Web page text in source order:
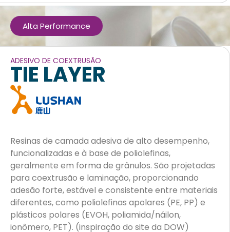
Alta Performance
ADESIVO DE COEXTRUSÃO
TIE LAYER
Resinas de camada adesiva de alto desempenho,
funcionalizadas e à base de poliolefinas,
geralmente em forma de grânulos. São projetadas
para coextrusão e laminação, proporcionando
adesão forte, estável e consistente entre materiais
diferentes, como poliolefinas apolares (PE, PP) e
plásticos polares (EVOH, poliamida/náilon,
ionômero, PET). (inspiração do site da DOW)